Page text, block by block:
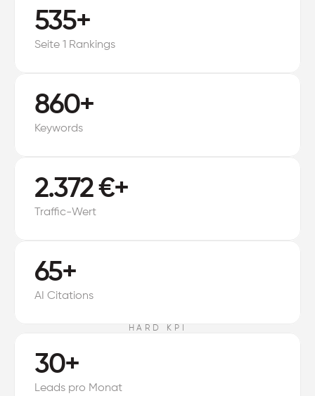
535+
Seite 1 Rankings
860+
Keywords
2.372 €+
Traffic-Wert
65+
AI Citations
HARD KPI
30+
Leads pro Monat